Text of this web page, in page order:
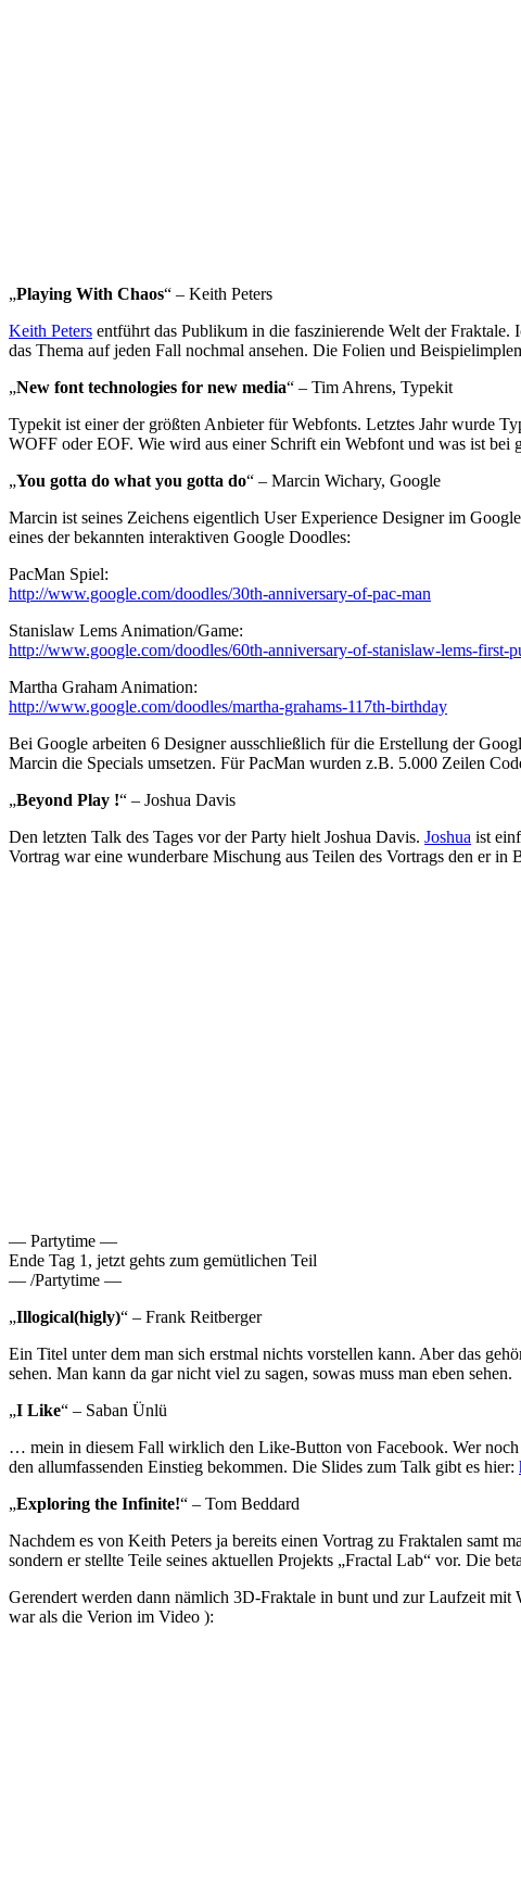
„Playing With Chaos“ – Keith Peters
Keith Peters entführt das Publikum in die faszinierende Welt der Fraktale.
das Thema auf jeden Fall nochmal ansehen. Die Folien und
„New font technologies for new media“ – Tim Ahrens, Typekit
Typekit ist einer der größten Anbieter für Webfonts. Letztes Jahr wurde
WOFF oder EOF. Wie wird aus einer Schrift ein Webfont und was ist bei
„You gotta do what you gotta do“ – Marcin Wichary, Google
Marcin ist seines Zeichens eigentlich User Experience Designer im
eines der bekannten interaktiven Google Doodles:
PacMan Spiel:
http://www.google.com/doodles/30th-anniversary-of-pac-man
Stanislaw Lems Animation/Game:
http://www.google.com/doodles/60th-anniversary-of-stanislaw-lems-first-
Martha Graham Animation:
http://www.google.com/doodles/martha-grahams-117th-birthday
Bei Google arbeiten 6 Designer ausschließlich für die Erstellung der
Marcin die Specials umsetzen. Für PacMan wurden z.B. 5.000 Zeilen
„Beyond Play !“ – Joshua Davis
Den letzten Talk des Tages vor der Party hielt Joshua Davis. Joshua ist
Vortrag war eine wunderbare Mischung aus Teilen des Vortrags den er in
— Partytime —
Ende Tag 1, jetzt gehts zum gemütlichen Teil
— /Partytime —
„Illogical(higly)“ – Frank Reitberger
Ein Titel unter dem man sich erstmal nichts vorstellen kann. Aber das
sehen. Man kann da gar nicht viel zu sagen, sowas muss man eben sehen.
„I Like“ – Saban Ünlü
… mein in diesem Fall wirklich den Like-Button von Facebook. Wer noch
den allumfassenden Einstieg bekommen. Die Slides zum Talk gibt es hier:
„Exploring the Infinite!“ – Tom Beddard
Nachdem es von Keith Peters ja bereits einen Vortrag zu Fraktalen samt
sondern er stellte Teile seines aktuellen Projekts „Fractal Lab“ vor. Die
Gerendert werden dann nämlich 3D-Fraktale in bunt und zur Laufzeit
war als die Verion im Video ):